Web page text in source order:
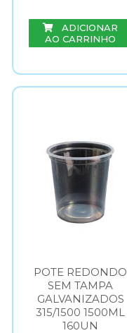
ADICIONAR
AO CARRINHO
POTE REDONDO
SEM TAMPA
GALVANIZADOS
315/1500 1500ML
160UN